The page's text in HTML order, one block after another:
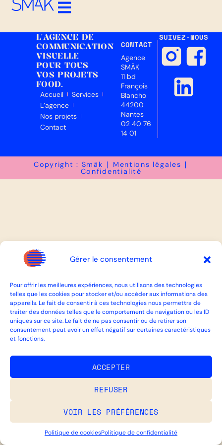
Gérer le consentement
Pour offrir les meilleures expériences, nous utilisons des technologies
telles que les cookies pour stocker et/ou accéder aux informations des
appareils. Le fait de consentir à ces technologies nous permettra de
traiter des données telles que le comportement de navigation ou les ID
uniques sur ce site. Le fait de ne pas consentir ou de retirer son
consentement peut avoir un effet négatif sur certaines caractéristiques
et fonctions.
ACCEPTER
REFUSER
VOIR LES PRÉFÉRENCES
Politique de cookiesPolitique de confidentialité
L'AGENCE DE
COMMUNICATION
VISUELLE
POUR TOUS
VOS PROJETS
FOOD.
Accueil
Services
L’agence
Nos projets
Contact
CONTACT
Agence
SMÄK
11 bd
François
Blancho
44200
Nantes
02 40 76
14 01
SUIVEZ-NOUS
Copyright : Smäk ∣ Mentions légales ∣
Confidentialité